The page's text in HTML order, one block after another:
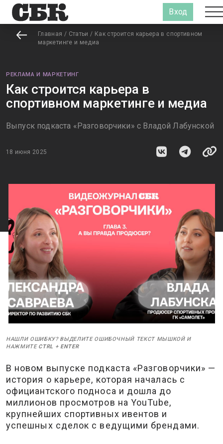
Вход
Главная / Статьи / Как строится карьера в спортивном
маркетинге и медиа
РЕКЛАМА И МАРКЕТИНГ
Как строится карьера в
спортивном маркетинге и медиа
Выпуск подкаста «Разговорчики» с Владой Лабунской
18 июня 2025
НАШЛИ ОШИБКУ? ВЫДЕЛИТЕ ОШИБОЧНЫЙ ТЕКСТ МЫШКОЙ И
НАЖМИТЕ CTRL + ENTER
В новом выпуске подкаста «Разговорчики» —
история о карьере, которая началась с
официантского подноса и дошла до
миллионов просмотров на YouTube,
крупнейших спортивных ивентов и
успешных сделок с ведущими брендами.